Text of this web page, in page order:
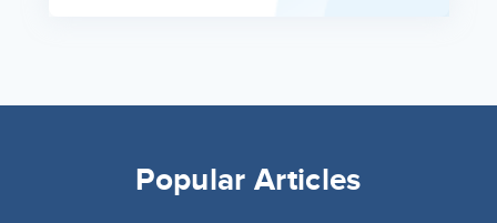
Popular Articles